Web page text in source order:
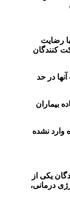
معیار 1 / و با رضایت
کنندگان
در حد
وارد نشده
یکی از
درمانی،